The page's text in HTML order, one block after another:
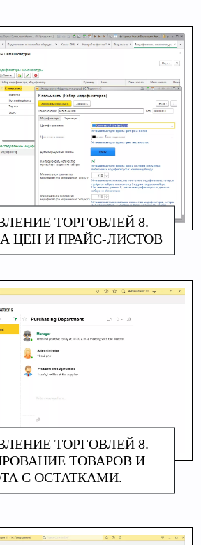
ТОРГОВЛЕЙ 8.
ЦЕН И ПРАЙС-ЛИСТОВ
АЛИНА МАКАРОВА
ТОРГОВЛЕЙ 8.
ТОВАРОВ И
С ОСТАТКАМИ.
АЛИНА МАКАРОВА